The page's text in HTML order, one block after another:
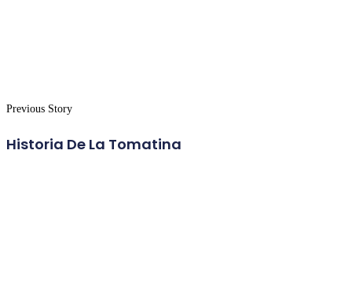
Previous Story
Historia De La Tomatina